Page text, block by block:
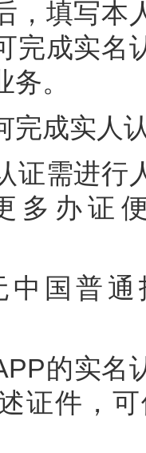
，填写本
完成实名
。
完成实人
证需进行
多办证
中国普
的实名
证件，